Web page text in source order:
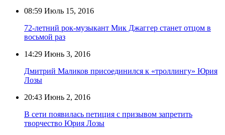
08:59 Июль 15, 2016
72-летний рок-музыкант Мик Джаггер станет отцом в
восьмой раз
14:29 Июнь 3, 2016
Дмитрий Маликов присоединился к «троллингу» Юрия
Лозы
20:43 Июнь 2, 2016
В сети появилась петиция с призывом запретить
творчество Юрия Лозы